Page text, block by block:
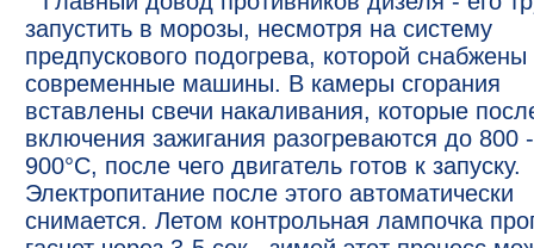
запустить в морозы, несмотря на систему
предпускового подогрева, которой снабжены
современные машины. В камеры сгорания
вставлены свечи накаливания, которые
включения зажигания разогреваются до 800 -
900°С, после чего двигатель готов к запуску.
Электропитание после этого автоматически
снимается. Летом контрольная лампочка